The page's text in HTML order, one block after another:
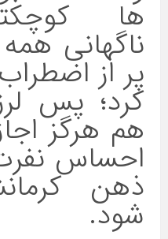
ها
ناگهانی
پر از
کرد؛ پس
هم هرگز
احساس
ذهن
شود.